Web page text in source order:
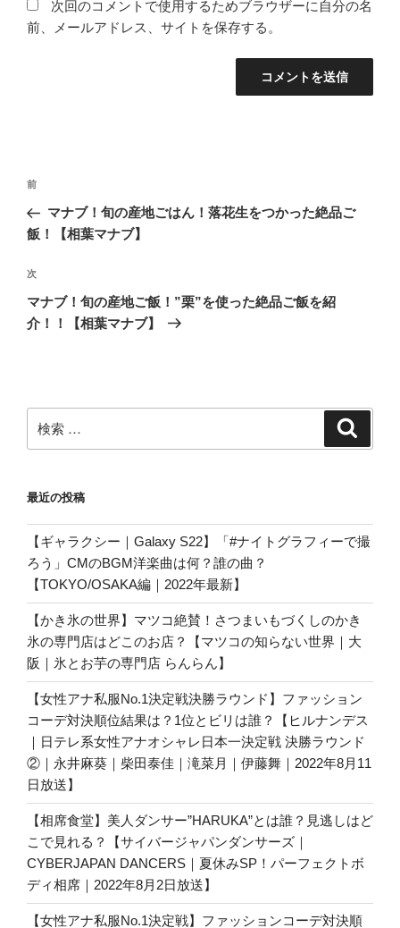
次回のコメントで使用するためブラウザーに自分の名
前、メールアドレス、サイトを保存する。
投
ナ
ゲ
ー
シ
過
去
の
稿
前
マナブ！旬の産地ごはん！落花生をつかった絶品ご
飯！【相葉マナブ】
次
の
投
次
マナブ！旬の産地ご飯！”栗”を使った絶品ご飯を紹
介！！【相葉マナブ】
索:
最近の投稿
【ギャラクシー｜Galaxy S22】「#ナイトグラフィーで撮
ろう」CMのBGM洋楽曲は何？誰の曲？
【TOKYO/OSAKA編｜2022年最新】
【かき氷の世界】マツコ絶賛！さつまいもづくしのかき
氷の専門店はどこのお店？【マツコの知らない世界｜大
阪｜氷とお芋の専門店 らんらん】
【女性アナ私服No.1決定戦決勝ラウンド】ファッション
コーデ対決順位結果は？1位とビリは誰？【ヒルナンデス
｜日テレ系女性アナオシャレ日本一決定戦 決勝ラウンド
②｜永井麻葵｜柴田泰佳｜滝菜月｜伊藤舞｜2022年8月11
日放送】
【相席食堂】美人ダンサー”HARUKA”とは誰？見逃しはど
こで見れる？【サイバージャパンダンサーズ｜
CYBERJAPAN DANCERS｜夏休みSP！パーフェクトボ
ディ相席｜2022年8月2日放送】
【女性アナ私服No.1決定戦】ファッションコーデ対決順